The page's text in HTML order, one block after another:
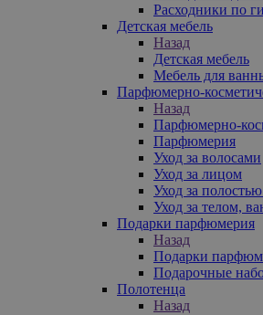
Расходники по
Детская мебель
Назад
Детская мебель
Мебель для
Парфюмерно-
Назад
Парфюмерно-
Парфюмерия
Уход за волосами
Уход за лицом
Уход за полостью
Уход за телом,
Подарки парфюмерия
Назад
Подарки
Подарочные
Полотенца
Назад